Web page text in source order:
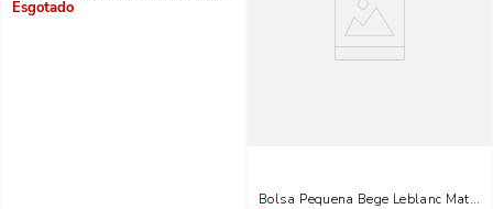
Indisponível
Bolsa Pequena Bege Leblanc